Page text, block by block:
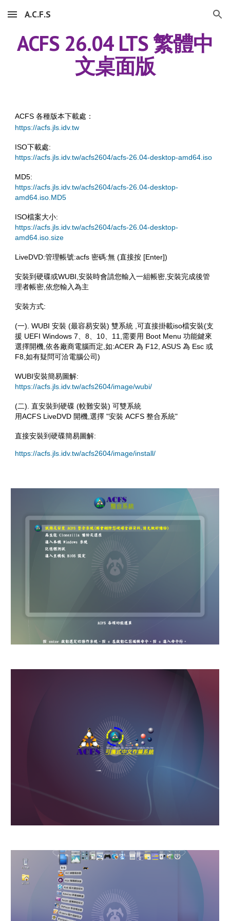
Skip to main content Skip to navigation
A.C.F.S
ACFS 26.04 LTS 繁體中
文桌面版
ACFS 各種版本下載處：
https://acfs.jls.idv.tw
ISO下載處:
https://acfs.jls.idv.tw/acfs2604/acfs-26.04-desktop-amd64.iso
MD5:
https://acfs.jls.idv.tw/acfs2604/acfs-26.04-desktop-
amd64.iso.MD5
ISO檔案大小:
https://acfs.jls.idv.tw/acfs2604/acfs-26.04-desktop-
amd64.iso.size
LiveDVD:管理帳號:acfs 密碼:無 (直接按 [Enter])
安裝到硬碟或WUBI,安裝時會請您輸入一組帳密,安裝完成後管
理者帳密,依您輸入為主
安裝方式:
(一). WUBI 安裝 (最容易安裝) 雙系統 ,可直接掛載iso檔安裝(支
援 UEFI Windows 7、8、10、11,需要用 Boot Menu 功能鍵來
選擇開機,依各廠商電腦而定,如:ACER 為 F12, ASUS 為 Esc 或
F8,如有疑問可洽電腦公司)
WUBI安裝簡易圖解:
https://acfs.jls.idv.tw/acfs2604/image/wubi/
(二). 直安裝到硬碟 (較難安裝) 可雙系統
用ACFS LiveDVD 開機,選擇 "安裝 ACFS 整合系統"
直接安裝到硬碟簡易圖解:
https://acfs.jls.idv.tw/acfs2604/image/install/